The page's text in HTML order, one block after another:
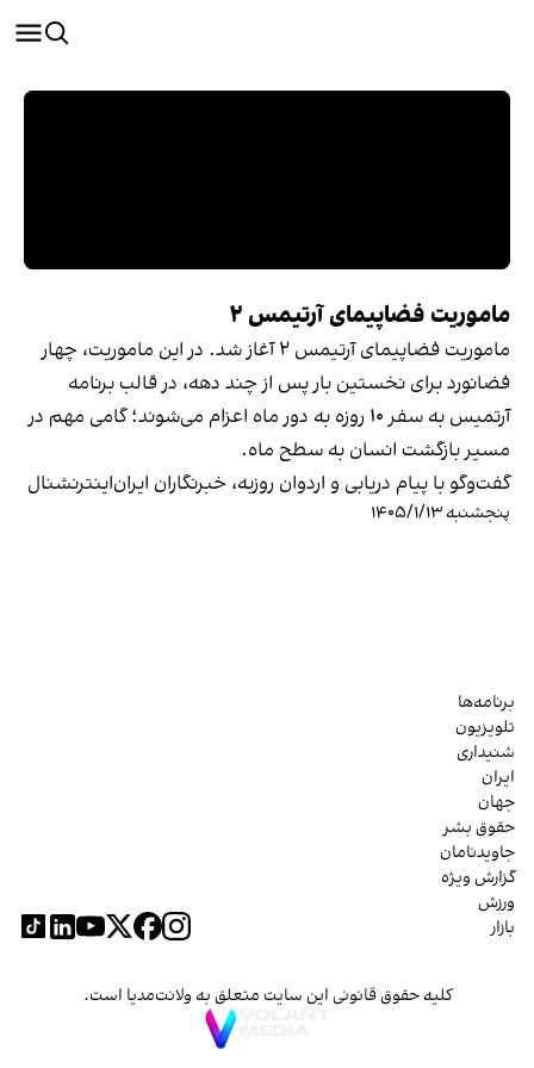
ماموریت فضاپیمای آرتیمس ۲
ماموریت فضاپیمای آرتیمس ۲ آغاز شد. در این ماموریت، چهار
فضانورد برای نخستین بار پس از چند دهه، در قالب برنامه
آرتمیس به سفر ۱۰ روزه به دور ماه اعزام می‌شوند؛ گامی مهم در
مسیر بازگشت انسان به سطح ماه.
گفت‌وگو با پیام دریابی و اردوان روزبه، خبرنگاران ایران‌اینترنشنال
پنجشنبه ۱۴۰۵/۱/۱۳
برنامه‌ها
تلویزیون
شنیداری
ایران
جهان
حقوق بشر
جاویدنامان
گزارش ویژه
ورزش
بازار
کلیه حقوق قانونی این سایت متعلق به ولانت‌مدیا است.